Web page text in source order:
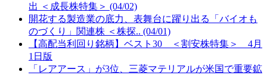
出 ＜成長株特集＞ (04/02)
開花する製造業の底力、表舞台に躍り出る「バイオも
のづくり」関連株 ＜株探.. (04/01)
【高配当利回り銘柄】ベスト30 ＜割安株特集＞ 4月
1日版
「レアアース」が3位、三菱マテリアルが米国で重要鉱